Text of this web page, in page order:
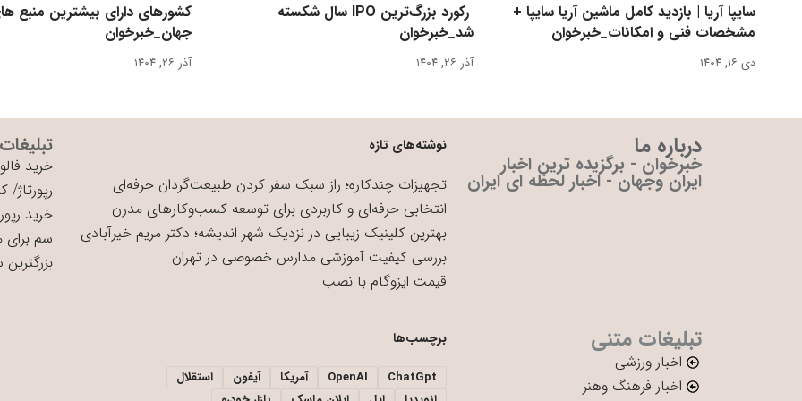
سایپا آریا | بازدید کامل ماشین آریا سایپا +
مشخصات فنی و امکانات_خبرخوان
دی ۱۶, ۱۴۰۴
رکورد بزرگ‌ترین IPO سال شکسته
شد_خبرخوان
آذر ۲۶, ۱۴۰۴
کشورهای دارای بیشترین منبع
جهان_خبرخوان
آذر ۲۶, ۱۴۰۴
درباره ما
خبرخوان - برگزیده ترین اخبار
ایران وجهان - اخبار لحظه ای ایران
نوشته‌های تازه
تجهیزات چندکاره؛ راز سبک سفر کردن طبیعت‌گردان حرفه‌ای
انتخابی حرفه‌ای و کاربردی برای توسعه کسب‌وکارهای مدرن
بهترین کلینیک زیبایی در نزدیک شهر اندیشه؛ دکتر مریم خیرآبادی
بررسی کیفیت آموزشی مدارس خصوصی در تهران
قیمت ایزوگام با نصب
خرید
رپورتاژ/
خرید
سم
تبلیغات متنی
اخبار ورزشی
اخبار فرهنگ وهنر
برچسب‌ها
ChatGpt
OpenAI آمریکا آیفون
استقلال